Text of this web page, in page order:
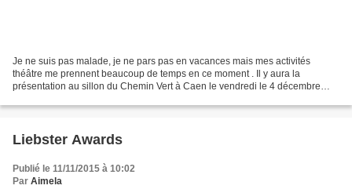
Je ne suis pas malade, je ne pars pas en vacances mais mes activités
théâtre me prennent beaucoup de temps en ce moment . Il y aura la
présentation au sillon du Chemin Vert à Caen le vendredi le 4 décembre
Liebster Awards
Publié le 11/11/2015 à 10:02
Par Aimela